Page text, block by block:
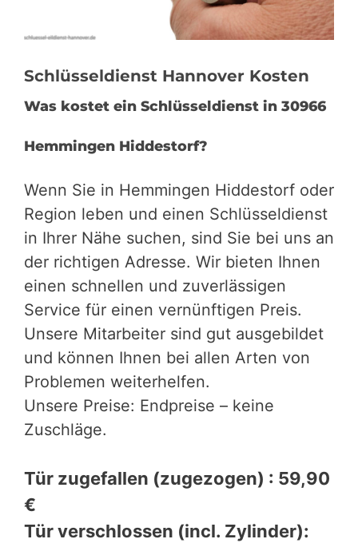
Schlüsseldienst Hannover Kosten
Was kostet ein Schlüsseldienst in 30966
Hemmingen Hiddestorf?
Wenn Sie in Hemmingen Hiddestorf oder
Region leben und einen Schlüsseldienst
in Ihrer Nähe suchen, sind Sie bei uns an
der richtigen Adresse. Wir bieten Ihnen
einen schnellen und zuverlässigen
Service für einen vernünftigen Preis.
Unsere Mitarbeiter sind gut ausgebildet
und können Ihnen bei allen Arten von
Problemen weiterhelfen.
Unsere Preise: Endpreise – keine
Zuschläge.
Tür zugefallen (zugezogen) : 59,90
€
Tür verschlossen (incl. Zylinder):